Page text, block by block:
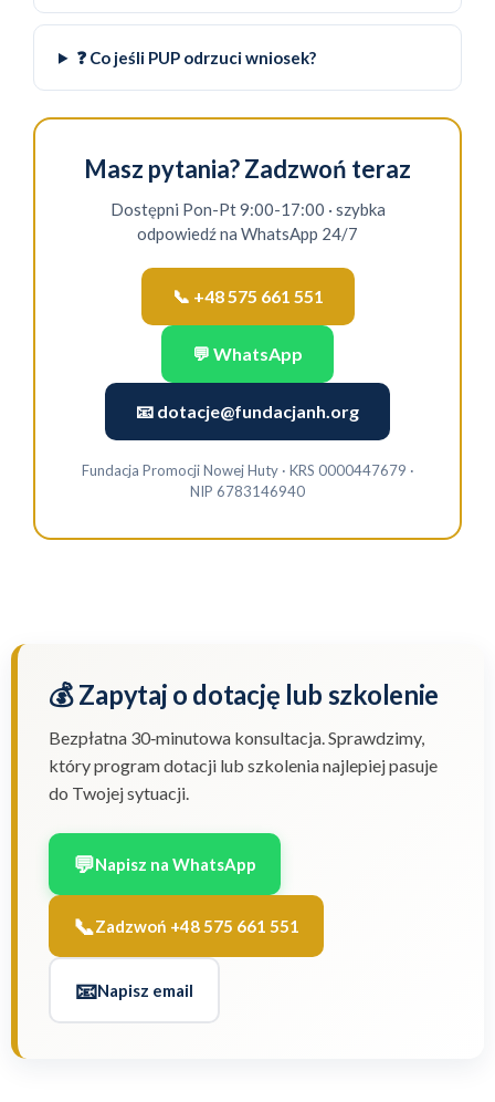
❓ Co jeśli PUP odrzuci wniosek?
Masz pytania? Zadzwoń teraz
Dostępni Pon-Pt 9:00-17:00 · szybka
odpowiedź na WhatsApp 24/7
📞 +48 575 661 551
💬 WhatsApp
📧 dotacje@fundacjanh.org
Fundacja Promocji Nowej Huty · KRS 0000447679 ·
NIP 6783146940
💰 Zapytaj o dotację lub szkolenie
Bezpłatna 30‑minutowa konsultacja. Sprawdzimy,
który program dotacji lub szkolenia najlepiej pasuje
do Twojej sytuacji.
💬Napisz na WhatsApp
📞Zadzwoń +48 575 661 551
📧Napisz email